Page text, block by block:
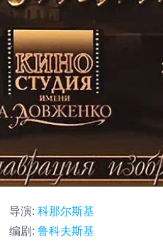
导演: 科那尔斯基
编剧: 鲁科夫斯基